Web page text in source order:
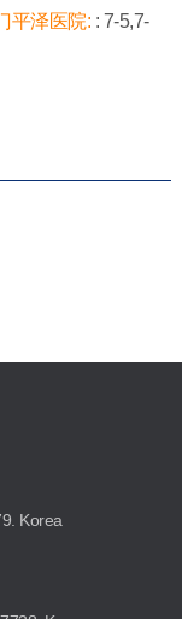
平泽医院: : 7-5,7-
Korea